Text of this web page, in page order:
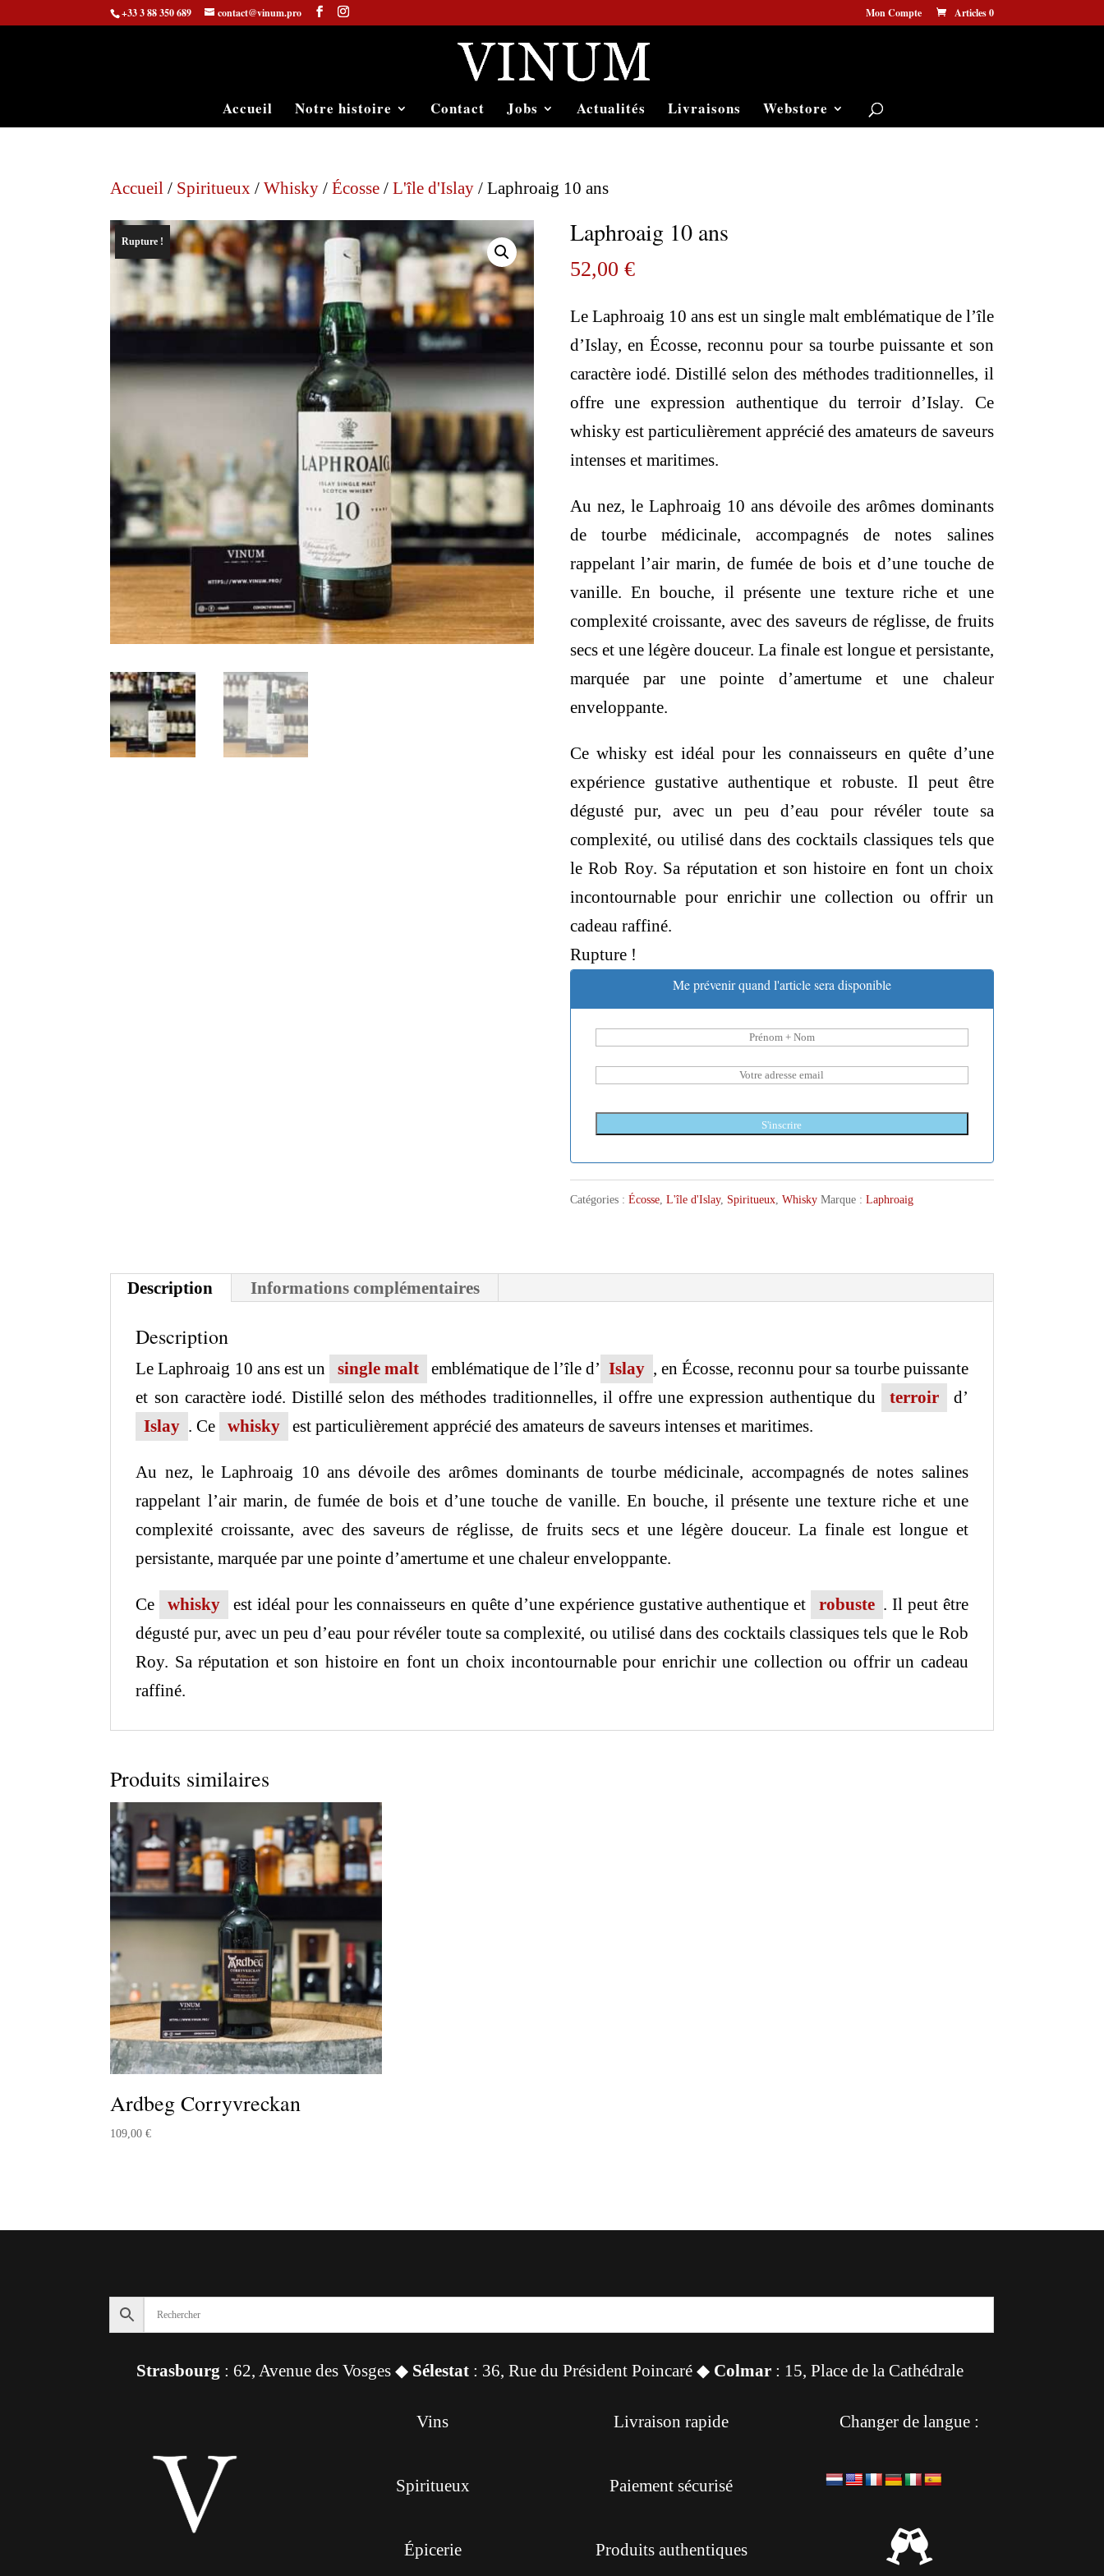
+33 3 88 350 689 contact@vinum.pro Mon Compte Articles 0
Accueil Notre histoire Contact Jobs Actualités Livraisons Webstore
Accueil / Spiritueux /Whisky /Écosse /L'île d'Islay / Laphroaig 10 ans
Rupture ! Laphroaig 10 ans
52,00 €
Le Laphroaig 10 ans est un single malt emblématique de l’île
d’Islay, en Écosse, reconnu pour sa tourbe puissante et son
caractère iodé. Distillé selon des méthodes traditionnelles, il
offre une expression authentique du terroir d’Islay.
Ce
whisky est particulièrement apprécié des amateurs de saveurs
intenses et maritimes.
Au nez, le Laphroaig 10 ans dévoile des arômes dominants
de tourbe médicinale, accompagnés de notes salines
rappelant l’air marin, de fumée de bois et d’une touche de
vanille. En bouche, il présente une texture riche et une
complexité croissante, avec des saveurs de réglisse, de fruits
secs et une légère douceur. La finale est longue et persistante,
marquée par une pointe d’amertume et une chaleur
enveloppante.
Ce whisky est idéal pour les connaisseurs en quête d’une
expérience gustative authentique et robuste. Il peut être
dégusté pur, avec un peu d’eau pour révéler toute sa
complexité, ou utilisé dans des cocktails classiques tels que
le Rob Roy. Sa réputation et son histoire en font un choix
incontournable pour enrichir une collection ou offrir un
cadeau raffiné.
Rupture !
Me prévenir quand l'article sera disponible
S'inscrire
Catégories : Écosse, L'île d'Islay, Spiritueux, Whisky Marque : Laphroaig
Description Informations complémentaires
Description
Le Laphroaig 10 ans est un single malt emblématique de l’île d’ Islay , en Écosse, reconnu pour sa tourbe puissante
et son caractère iodé. Distillé selon des méthodes traditionnelles, il offre une expression authentique du terroir
d’
Islay . Ce whisky est particulièrement apprécié des amateurs de saveurs intenses et maritimes.
Au nez, le Laphroaig 10 ans dévoile des arômes dominants de tourbe médicinale, accompagnés de notes salines
rappelant l’air marin, de fumée de bois et d’une touche de vanille. En bouche, il présente une texture riche et une
complexité croissante, avec des saveurs de réglisse, de fruits secs et une légère douceur. La finale est longue et
persistante, marquée par une pointe d’amertume et une chaleur enveloppante.
Ce whisky est idéal pour les connaisseurs en quête d’une expérience gustative authentique et robuste . Il peut être
dégusté pur, avec un peu d’eau pour révéler toute sa complexité, ou utilisé dans des cocktails classiques tels que le Rob
Roy. Sa réputation et son histoire en font un choix incontournable pour enrichir une collection ou offrir un cadeau
raffiné.
Produits similaires
Ardbeg Corryvreckan
109,00€
Strasbourg : 62, Avenue des Vosges ◆ Sélestat : 36, Rue du Président Poincaré ◆ Colmar : 15, Place de la Cathédrale
Vins
Spiritueux
Épicerie
Livraison rapide
Paiement sécurisé
Produits authentiques
Changer de langue :
